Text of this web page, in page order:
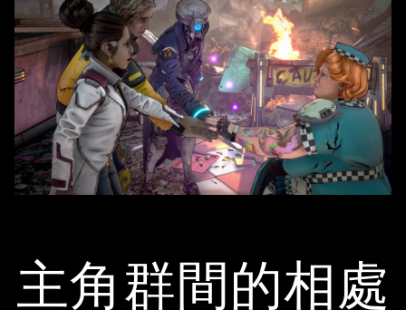
主角群間的相處